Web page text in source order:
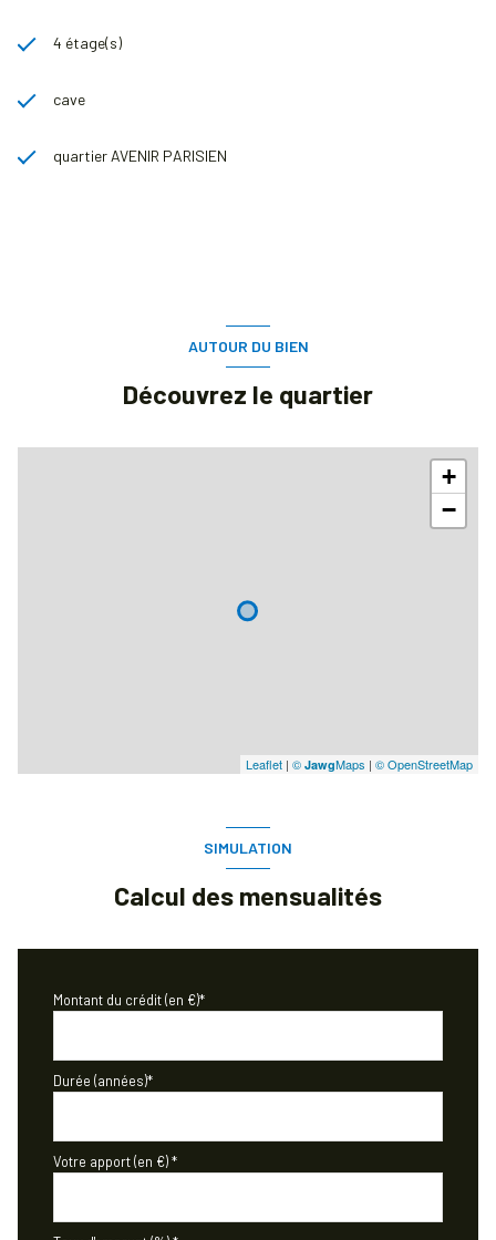
4 étage(s)
cave
quartier AVENIR PARISIEN
AUTOUR DU BIEN
Découvrez le quartier
+
−
Leaflet | © JawgMaps | © OpenStreetMap
SIMULATION
Calcul des mensualités
Montant du crédit (en €)*
Durée (années)*
Votre apport (en €) *